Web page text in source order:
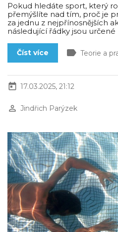
Pokud hledáte sport, který
přemýšlíte nad tím, proč je
za jednu z nejpřínosnějších
následující řádky jsou určené
Číst více label Teorie a
today 17.03.2025, 21:12
perm_identity Jindřich Parýzek